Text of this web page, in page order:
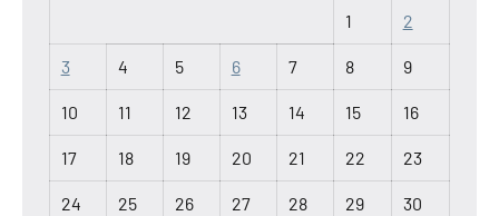
1 2
3 4 5 6 7 8 9
10 11 12 13 14 15 16
17 18 19 20 21 22 23
24 25 26 27 28 29 30